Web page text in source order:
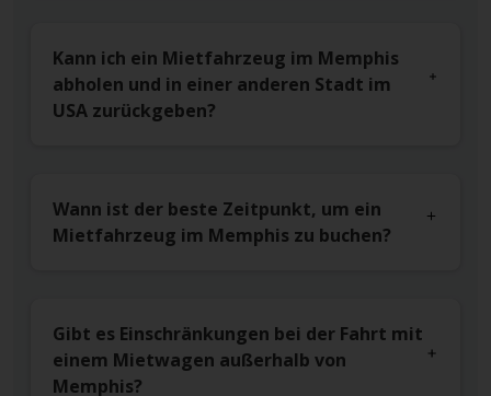
Kann ich ein Mietfahrzeug im Memphis
abholen und in einer anderen Stadt im
USA zurückgeben?
Wann ist der beste Zeitpunkt, um ein
Mietfahrzeug im Memphis zu buchen?
Gibt es Einschränkungen bei der Fahrt mit
einem Mietwagen außerhalb von
Memphis?